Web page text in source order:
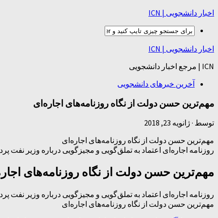
اخبار دانشجویی | ICN
اخبار دانشجویی | ICN
ICN | مرجع اخبار دانشجویی
آخرین خبرهای دانشجویی
مهم‌ترین حسن دولت از نگاه روزنامه‌های اجاره‌ای
توسط · ژانویه 23, 2018
مهم‌ترین حسن دولت از نگاه روزنامه‌های اجاره‌ای
روزنامه اجاره‌ای اعتماد به تملق‌گویی و مجیزگویی درباره وزیر نفت
مهم‌ترین حسن دولت از نگاه روزنامه‌های
روزنامه اجاره‌ای اعتماد به تملق‌گویی و مجیزگویی درباره وزیر نفت
مهم‌ترین حسن دولت از نگاه روزنامه‌های اجاره‌ای